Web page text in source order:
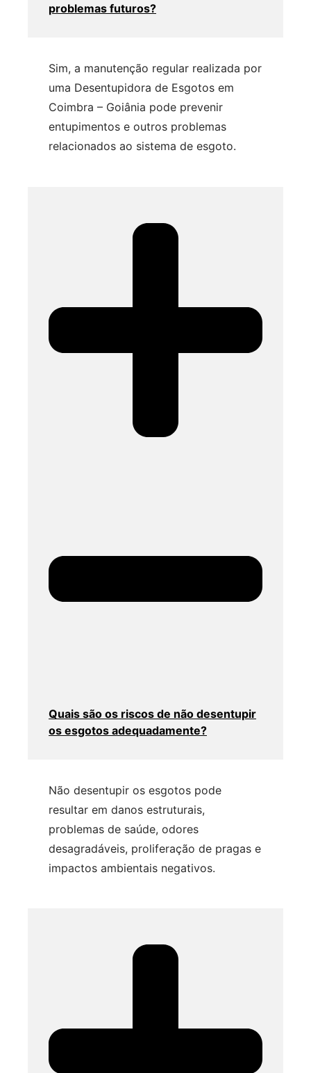
problemas futuros?
Sim, a manutenção regular realizada por
uma Desentupidora de Esgotos em
Coimbra – Goiânia pode prevenir
entupimentos e outros problemas
relacionados ao sistema de esgoto.
Quais são os riscos de não desentupir
os esgotos adequadamente?
Não desentupir os esgotos pode
resultar em danos estruturais,
problemas de saúde, odores
desagradáveis, proliferação de pragas e
impactos ambientais negativos.